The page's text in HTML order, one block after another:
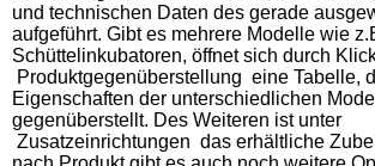
und technischen Daten des gerade
aufgeführt. Gibt es mehrere Modelle wie
Schüttelinkubatoren, öffnet sich durch
Produktgegenüberstellung eine Tabelle,
Eigenschaften der unterschiedlichen
gegenüberstellt. Des Weiteren ist unter
Zusatzeinrichtungen das erhältliche